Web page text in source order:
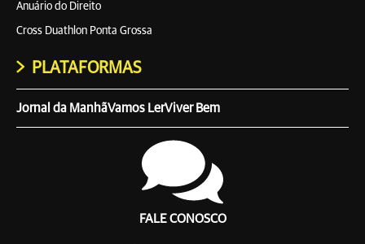
Anuário do Direito
Cross Duathlon Ponta Grossa
PLATAFORMAS
Jornal da ManhãVamos LerViver Bem
FALE CONOSCO